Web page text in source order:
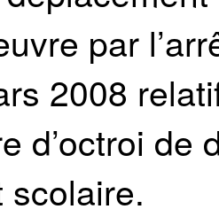
par
2008
d’octroi de